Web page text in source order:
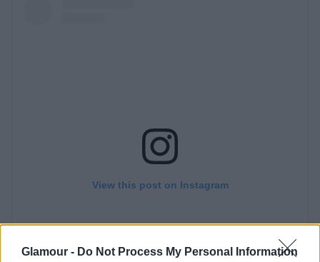
Glamour - Do Not Process My Personal Information